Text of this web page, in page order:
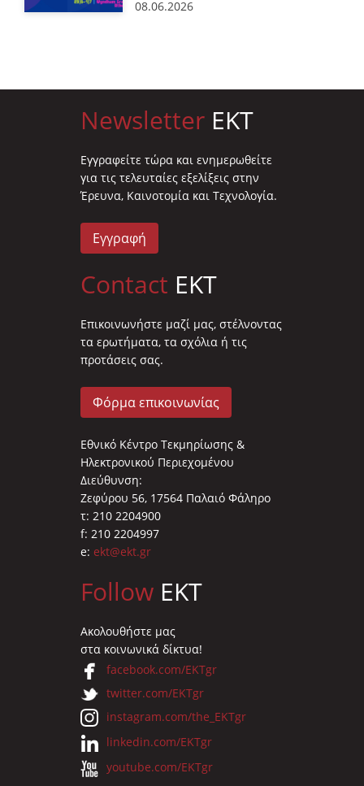
08.06.2026
Newsletter EKT
Eγγραφείτε τώρα και ενημερωθείτε
για τις τελευταίες εξελίξεις στην
Έρευνα, Καινοτομία και Τεχνολογία.
Εγγραφή
Contact EKT
Επικοινωνήστε μαζί μας, στέλνοντας
τα ερωτήματα, τα σχόλια ή τις
προτάσεις σας.
Φόρμα επικοινωνίας
Εθνικό Κέντρο Τεκμηρίωσης &
Ηλεκτρονικού Περιεχομένου
Διεύθυνση:
Ζεφύρου 56, 17564 Παλαιό Φάληρο
τ: 210 2204900
f: 210 2204997
e: ekt@ekt.gr
Follow EKT
Ακολουθήστε μας
στα κοινωνικά δίκτυα!
facebook.com/EKTgr
twitter.com/EKTgr
instagram.com/the_EKTgr
linkedin.com/EKTgr
youtube.com/EKTgr